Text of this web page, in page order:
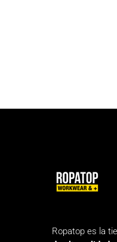
Ropatop es la